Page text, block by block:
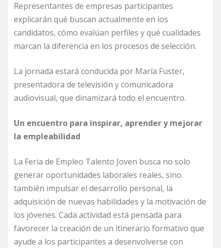
Representantes de empresas participantes
explicarán qué buscan actualmente en los
candidatos, cómo evalúan perfiles y qué cualidades
marcan la diferencia en los procesos de selección.
La jornada estará conducida por María Fuster,
presentadora de televisión y comunicadora
audiovisual, que dinamizará todo el encuentro.
Un encuentro para inspirar, aprender y mejorar
la empleabilidad
La Feria de Empleo Talento Joven busca no solo
generar oportunidades laborales reales, sino
también impulsar el desarrollo personal, la
adquisición de nuevas habilidades y la motivación de
los jóvenes. Cada actividad está pensada para
favorecer la creación de un itinerario formativo que
ayude a los participantes a desenvolverse con